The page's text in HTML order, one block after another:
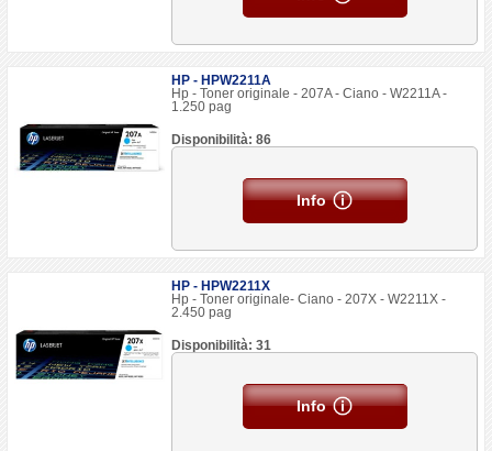
HP - HPW2211A
Hp - Toner originale - 207A - Ciano - W2211A -
1.250 pag
Disponibilità: 86
Info
HP - HPW2211X
Hp - Toner originale- Ciano - 207X - W2211X -
2.450 pag
Disponibilità: 31
Info